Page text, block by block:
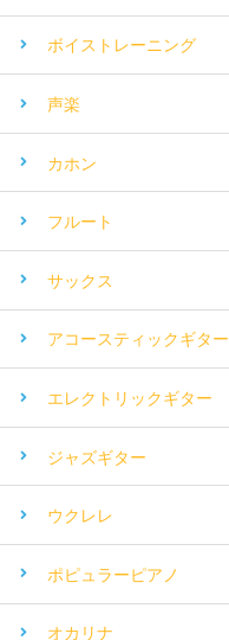
ボイストレーニング
声楽
カホン
フルート
サックス
アコースティックギター
エレクトリックギター
ジャズギター
ウクレレ
ポピュラーピアノ
オカリナ